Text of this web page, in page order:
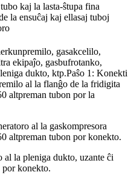
kaj la lasta-ŝtupa fina
la ensuĉaj kaj ellasaj tuboj
gasakcelilo,
ekipaĵo, gasbufrotanko,
dukto, ktp.Paŝo 1: Konekti
al la flanĝo de la fridigita
altpreman tubon por la
al la gaskompresora
altpreman tubon por konekto.
al la pleniga dukto, uzante ĉi
konekto.